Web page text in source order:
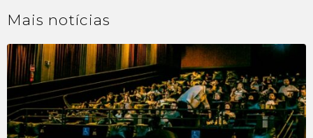
Mais notícias